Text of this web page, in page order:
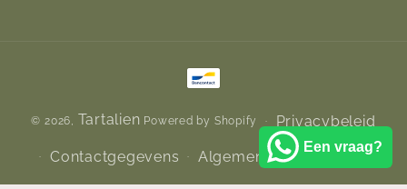
Betaalmethoden
© 2026, Tartalien Powered by Shopify Privacybeleid
Contactgegevens Algemene voorwaarden
Een vraag?